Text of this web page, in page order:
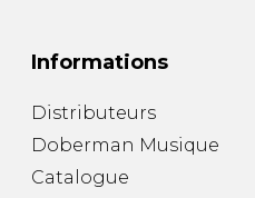
Informations
Distributeurs
Doberman Musique
Catalogue